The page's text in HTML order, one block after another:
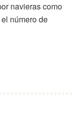
navieras como
número de